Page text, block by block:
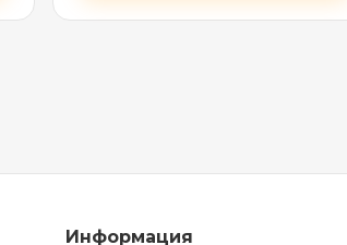
Информация